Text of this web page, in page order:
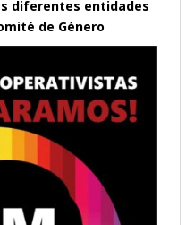
diferentes entidades
de Género